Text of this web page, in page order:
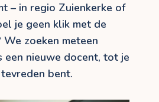
– in regio Zuienkerke of
je geen klik met de
We zoeken meteen
een nieuwe docent, tot je
bent.